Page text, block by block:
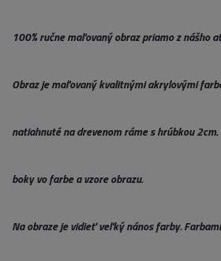
100% ručne maľovaný obraz priamo z nášho
Obraz je maľovaný kvalitnými akrylovými
natiahnuté na drevenom ráme s hrúbkou
boky vo farbe a vzore obrazu.
Na obraze je vidieť veľký nános farby.